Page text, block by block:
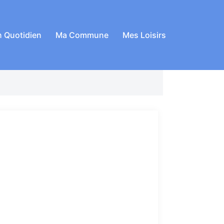
Quotidien Ma Commune Mes Loisirs